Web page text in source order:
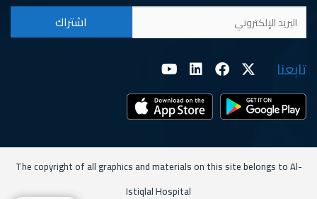
تابعنا
The copyright of all graphics and materials on this site belongs to Al-
Istiqlal Hospital